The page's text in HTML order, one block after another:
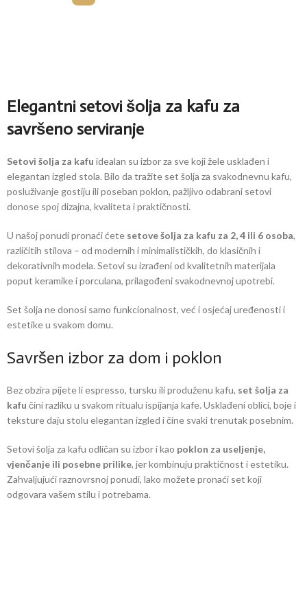
Elegantni setovi šolja za kafu za
savršeno serviranje
Setovi šolja za kafu idealan su izbor za sve koji žele usklađen i
elegantan izgled stola. Bilo da tražite set šolja za svakodnevnu kafu,
posluživanje gostiju ili poseban poklon, pažljivo odabrani setovi
donose spoj dizajna, kvaliteta i praktičnosti.
U našoj ponudi pronaći ćete setove šolja za kafu za 2, 4 ili 6 osoba,
različitih stilova – od modernih i minimalističkih, do klasičnih i
dekorativnih modela. Setovi su izrađeni od kvalitetnih materijala
poput keramike i porculana, prilagođeni svakodnevnoj upotrebi.
Set šolja ne donosi samo funkcionalnost, već i osjećaj uređenosti i
estetike u svakom domu.
Savršen izbor za dom i poklon
Bez obzira pijete li espresso, tursku ili produženu kafu, set šolja za
kafu čini razliku u svakom ritualu ispijanja kafe. Usklađeni oblici, boje i
teksture daju stolu elegantan izgled i čine svaki trenutak posebnim.
Setovi šolja za kafu odličan su izbor i kao poklon za useljenje,
vjenčanje ili posebne prilike, jer kombinuju praktičnost i estetiku.
Zahvaljujući raznovrsnoj ponudi, lako možete pronaći set koji
odgovara vašem stilu i potrebama.